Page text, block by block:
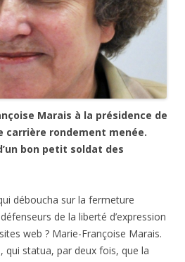
Marais à la présidence de
carrière rondement menée.
bon petit soldat des
déboucha sur la fermeture
de la liberté d’expression
web ? Marie-Françoise Marais.
qui statua, par deux fois, que la